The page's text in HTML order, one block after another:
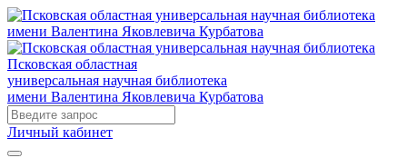
Псковская областная
универсальная научная библиотека
имени Валентина Яковлевича Курбатова
Личный кабинет